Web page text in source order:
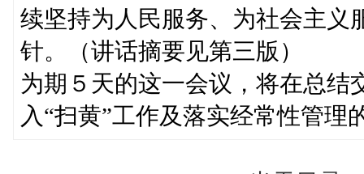
续坚持为人民服务、为社会主义
针。（讲话摘要见第三版）
为期５天的这一会议，将在总结
入“扫黄”工作及落实经常性管理